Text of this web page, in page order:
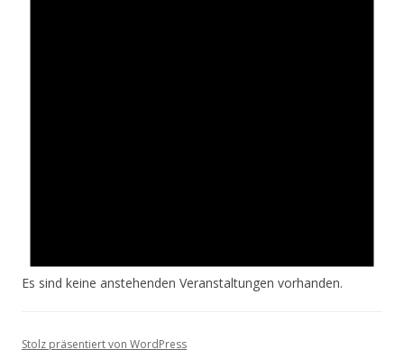
Es sind keine anstehenden Veranstaltungen vorhanden.
Stolz präsentiert von WordPress